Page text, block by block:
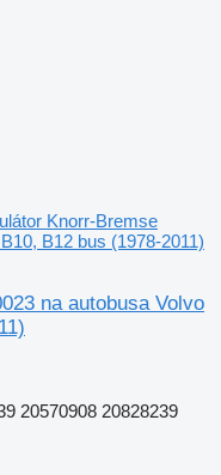
Knorr-Bremse
B12 bus (1978-2011)
na autobusa Volvo
20570908 20828239